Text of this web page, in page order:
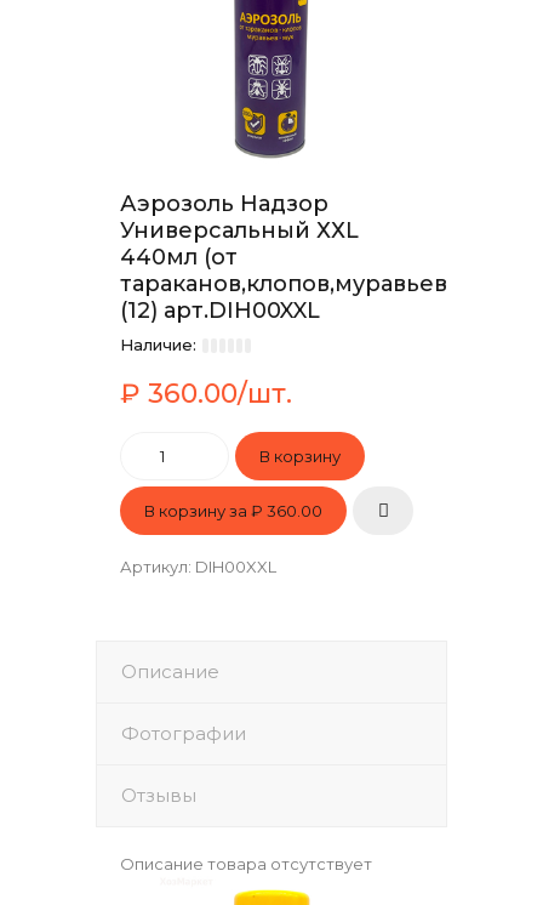
Аэрозоль Надзор
Универсальный ХХL
440мл (от
тараканов,клопов,муравьев,мух)
(12) арт.DIH00XXL
Наличие:
₽ 360.00/шт.
В корзину за ₽ 360.00
Артикул: DIH00XXL
Описание
Фотографии
Отзывы
Описание товара отсутствует